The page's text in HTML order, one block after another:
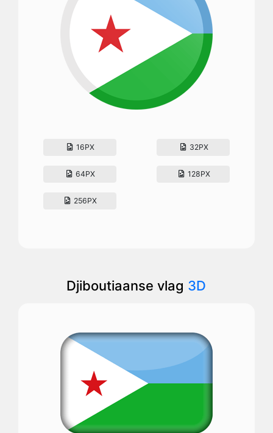
16PX 32PX
64PX 128PX
256PX
Djiboutiaanse vlag 3D